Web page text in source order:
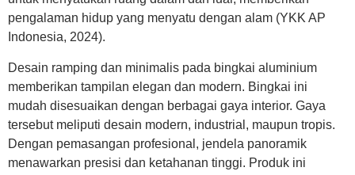
pengalaman hidup yang menyatu dengan alam (YKK AP
Indonesia, 2024).
Desain ramping dan minimalis pada bingkai aluminium
memberikan tampilan elegan dan modern. Bingkai ini
mudah disesuaikan dengan berbagai gaya interior. Gaya
tersebut meliputi desain modern, industrial, maupun tropis.
Dengan pemasangan profesional, jendela panoramik
menawarkan presisi dan ketahanan tinggi. Produk ini